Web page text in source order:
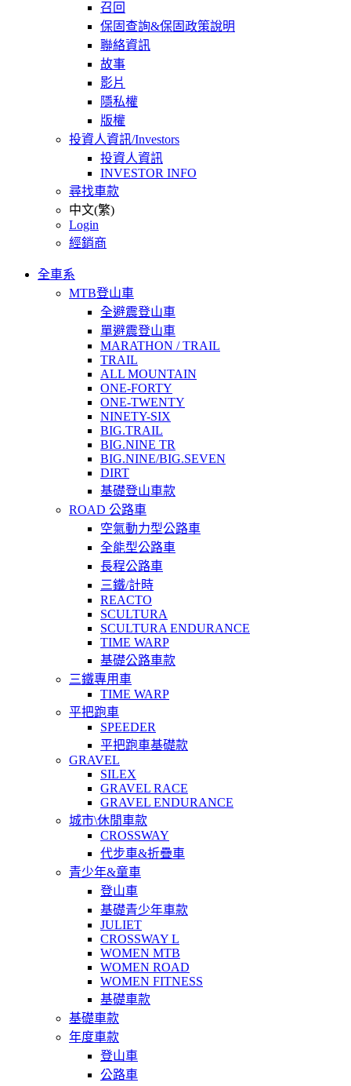
召回
保固查詢&保固政策說明
聯絡資訊
故事
影片
隱私權
版權
投資人資訊/Investors
投資人資訊
INVESTOR INFO
尋找車款
中文(繁)
Login
經銷商
全車系
MTB登山車
全避震登山車
單避震登山車
MARATHON / TRAIL
TRAIL
ALL MOUNTAIN
ONE-FORTY
ONE-TWENTY
NINETY-SIX
BIG.TRAIL
BIG.NINE TR
BIG.NINE/BIG.SEVEN
DIRT
基礎登山車款
ROAD 公路車
空氣動力型公路車
全能型公路車
長程公路車
三鐵/計時
REACTO
SCULTURA
SCULTURA ENDURANCE
TIME WARP
基礎公路車款
三鐵專用車
TIME WARP
平把跑車
SPEEDER
平把跑車基礎款
GRAVEL
SILEX
GRAVEL RACE
GRAVEL ENDURANCE
城市\休閒車款
CROSSWAY
代步車&折疊車
青少年&童車
登山車
基礎青少年車款
JULIET
CROSSWAY L
WOMEN MTB
WOMEN ROAD
WOMEN FITNESS
基礎車款
基礎車款
年度車款
登山車
公路車